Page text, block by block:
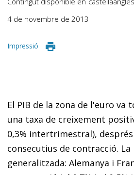
4 de novembre de 2013
Impressió
El PIB de la zona de l'euro va
una taxa de creixement
0,3% intertrimestral),
consecutius de contracció.
generalitzada: Alemanya i